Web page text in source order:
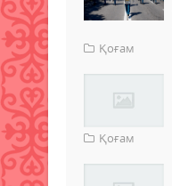
Қоғам
Қоғам